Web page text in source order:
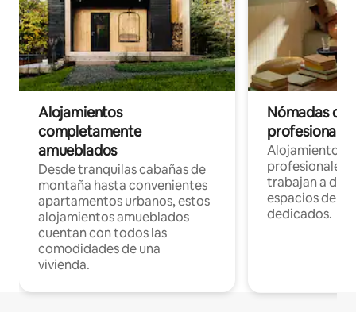
Alojamientos
completamente
amueblados
Desde tranquilas cabañas de
montaña hasta convenientes
apartamentos urbanos, estos
alojamientos amueblados
cuentan con todos las
comodidades de una
vivienda.
Nómadas
Alojamientos
profesionales
trabajan a
espacios de
dedicados.